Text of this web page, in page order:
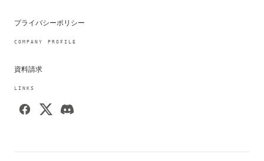
プライバシーポリシー
COMPANY PROFILE
資料請求
LINKS